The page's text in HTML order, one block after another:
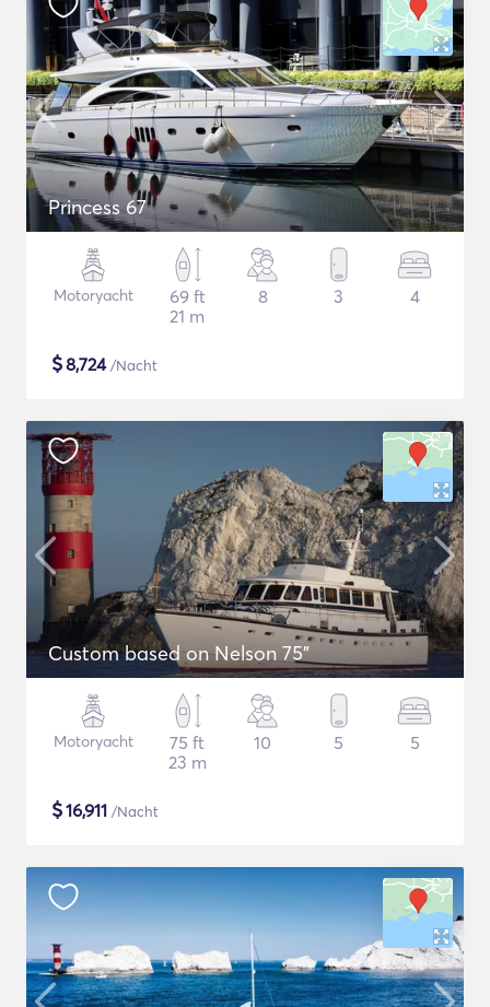
Princess 67
Motoryacht
69 ft
21 m
8 3 4
$8,724/Nacht
Custom based on Nelson 75"
Motoryacht
75 ft
23 m
10 5 5
$16,911 /Nacht